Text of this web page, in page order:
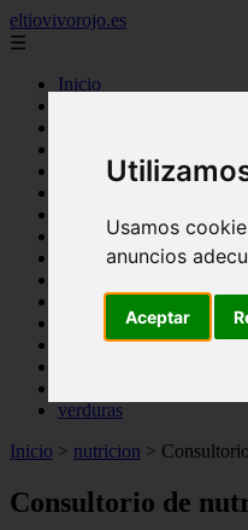
Usamos
anuncios
Aceptar
eltiovivorojo.es
☰
Inicio
argentina
espana
huevos
producto
verduras
Inicio > nutricion >
Consultorio de